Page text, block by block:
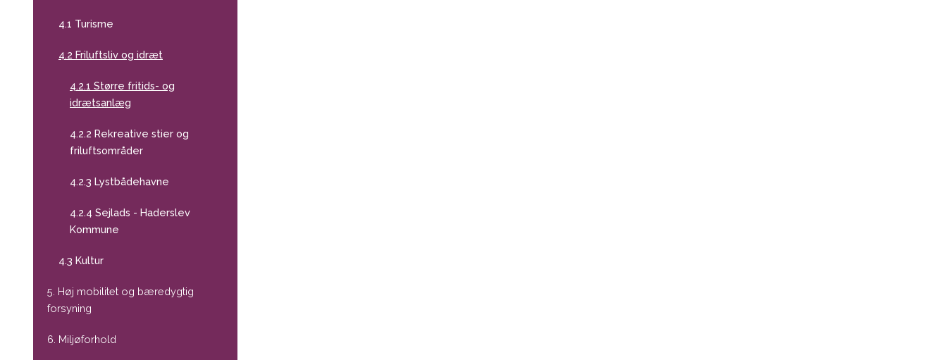
4.1 Turisme
4.2 Friluftsliv og idræt
4.2.1 Større fritids- og
idrætsanlæg
4.2.2 Rekreative stier og
friluftsområder
4.2.3 Lystbådehavne
4.2.4 Sejlads - Haderslev
Kommune
4.3 Kultur
5. Høj mobilitet og bæredygtig
forsyning
6. Miljøforhold